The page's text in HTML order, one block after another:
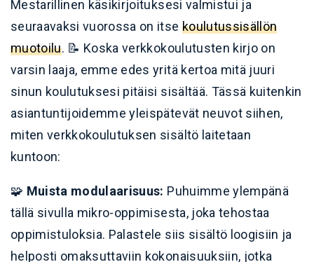
Mestarillinen käsikirjoituksesi valmistui ja
seuraavaksi vuorossa on itse koulutussisällön
muotoilu. 📝 Koska verkkokoulutusten kirjo on
varsin laaja, emme edes yritä kertoa mitä juuri
sinun koulutuksesi pitäisi sisältää. Tässä kuitenkin
asiantuntijoidemme yleispätevät neuvot siihen,
miten verkkokoulutuksen sisältö laitetaan
kuntoon:
🧩 Muista modulaarisuus: Puhuimme ylempänä
tällä sivulla mikro-oppimisesta, joka tehostaa
oppimistuloksia. Palastele siis sisältö loogisiin ja
helposti omaksuttaviin kokonaisuuksiin, jotka